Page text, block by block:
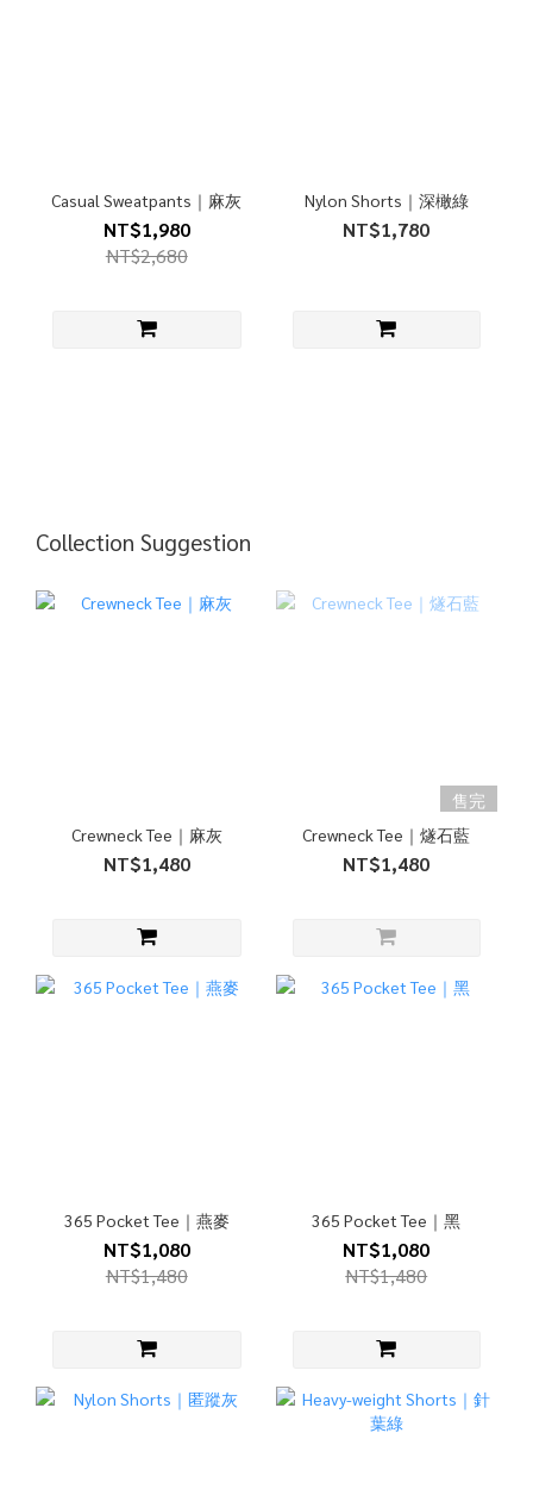
Casual Sweatpants｜麻灰
NT$1,980
NT$2,680
Nylon Shorts｜深橄綠
NT$1,780
Collection Suggestion
Crewneck Tee｜麻灰
NT$1,480
售完
Crewneck Tee｜燧石藍
NT$1,480
365 Pocket Tee｜燕麥
NT$1,080
NT$1,480
365 Pocket Tee｜黑
NT$1,080
NT$1,480